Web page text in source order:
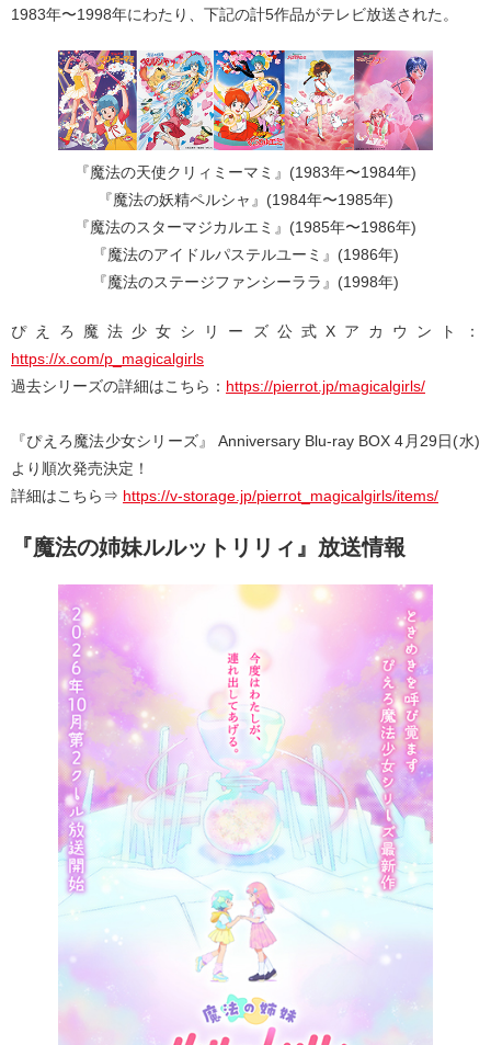
1983年〜1998年にわたり、下記の計5作品がテレビ放送された。
『魔法の天使クリィミーマミ』(1983年〜1984年)
『魔法の妖精ペルシャ』(1984年〜1985年)
『魔法のスターマジカルエミ』(1985年〜1986年)
『魔法のアイドルパステルユーミ』(1986年)
『魔法のステージファンシーララ』(1998年)
ぴえろ魔法少女シリーズ公式Xアカウント：
https://x.com/p_magicalgirls
過去シリーズの詳細はこちら： https://pierrot.jp/magicalgirls/
『ぴえろ魔法少女シリーズ』 Anniversary Blu-ray BOX 4月29日(水)
より順次発売決定！
詳細はこちら⇒ https://v-storage.jp/pierrot_magicalgirls/items/
『魔法の姉妹ルルットリリィ』放送情報